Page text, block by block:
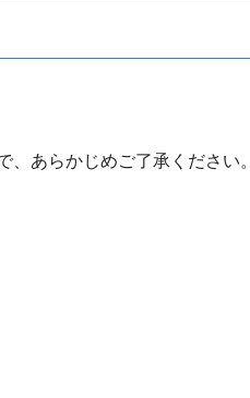
あらかじめご了承ください。